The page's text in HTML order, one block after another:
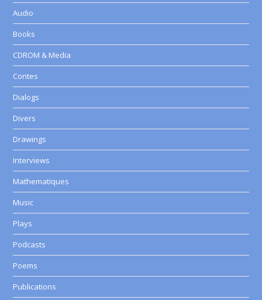
Audio
Books
CDROM & Media
Contes
Dialogs
Divers
Drawings
Interviews
Mathematiques
Music
Plays
Podcasts
Poems
Publications